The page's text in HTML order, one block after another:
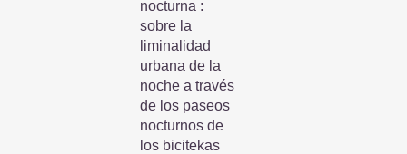
nocturna :
sobre la
liminalidad
urbana de la
noche a través
de los paseos
nocturnos de
los bicitekas